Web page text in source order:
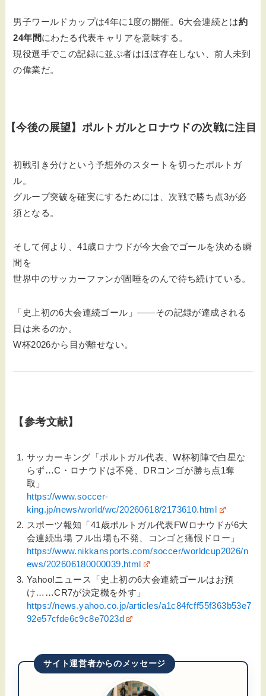
男子ワールドカップは4年に1度の開催。6大会連続とは約
24年間にわたる代表キャリアを意味する。
現役選手でこの記録に並ぶ者はほぼ存在しない、前人未到
の偉業だ。
【今後の展望】ポルトガルとロナウドの次戦に注目
初戦引き分けという予想外のスタートを切ったポルトガ
ル。
グループ突破を確実にするためには、次戦で勝ち点3が必
須となる。
そして何より、41歳ロナウドが今大会でゴールを決める瞬
間を
世界中のサッカーファンが固唾をのんで待ち続けている。
「史上初の6大会連続ゴール」——その記録が達成される
日は来るのか。
W杯2026から目が離せない。
【参考文献】
サッカーキング「ポルトガル代表、W杯初陣で白星な
らず…C・ロナウドは不発、DRコンゴが勝ち点1奪
取」
https://www.soccer-
king.jp/news/world/wc/20260618/2173610.html
スポーツ報知「41歳ポルトガル代表FWロナウドが6大
会連続出場 フル出場も不発、コンゴと痛恨ドロー」
https://www.nikkansports.com/soccer/worldcup2026/n
ews/202606180000039.html
Yahoo!ニュース「史上初の6大会連続ゴールはお預
け……CR7が決定機を外す」
https://news.yahoo.co.jp/articles/a1c84fcff55f363b53e7
92e57cfde6c9c8e7023d
サイト運営者からのメッセージ